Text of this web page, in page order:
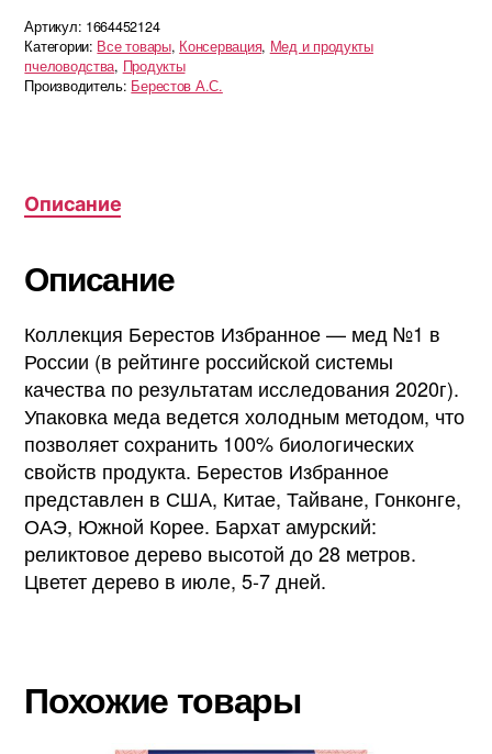
Артикул: 1664452124
Категории: Все товары, Консервация, Мед и продукты
пчеловодства, Продукты
Производитель: Берестов А.С.
Описание
Описание
Коллекция Берестов Избранное — мед №1 в
России (в рейтинге российской системы
качества по результатам исследования 2020г).
Упаковка меда ведется холодным методом, что
позволяет сохранить 100% биологических
свойств продукта. Берестов Избранное
представлен в США, Китае, Тайване, Гонконге,
ОАЭ, Южной Корее. Бархат амурский:
реликтовое дерево высотой до 28 метров.
Цветет дерево в июле, 5-7 дней.
Похожие товары